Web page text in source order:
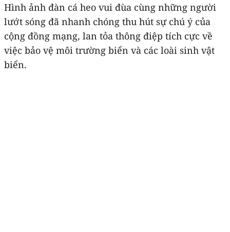
Hình ảnh đàn cá heo vui đùa cùng những người
lướt sóng đã nhanh chóng thu hút sự chú ý của
cộng đồng mạng, lan tỏa thông điệp tích cực về
việc bảo vệ môi trường biển và các loài sinh vật
biển.